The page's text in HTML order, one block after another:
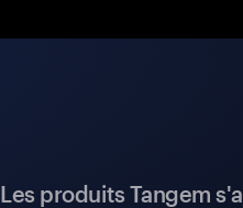
Les produits Tangem